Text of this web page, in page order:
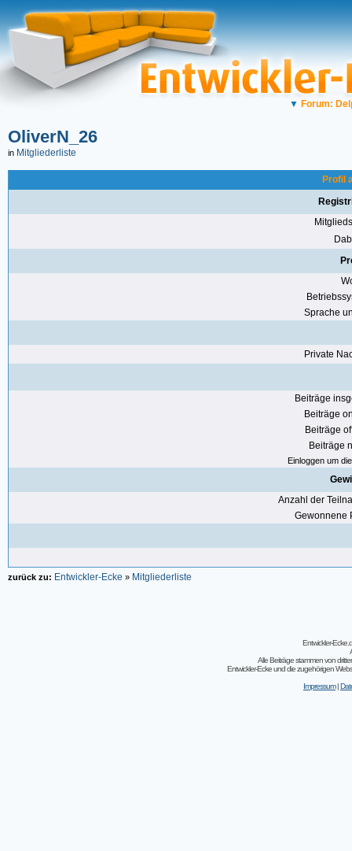
▼ Forum:
OliverN_26
in Mitgliederliste
Profil
Sprache
Private
Beiträge
Beiträge
Beiträge
Beiträge
Einloggen um
Anzahl der
Gewonnene
zurück zu: Entwickler-Ecke » Mitgliederliste
Entwickler-
Alle Beiträge stammen von
Entwickler-Ecke und die zugehörigen
Impressum|